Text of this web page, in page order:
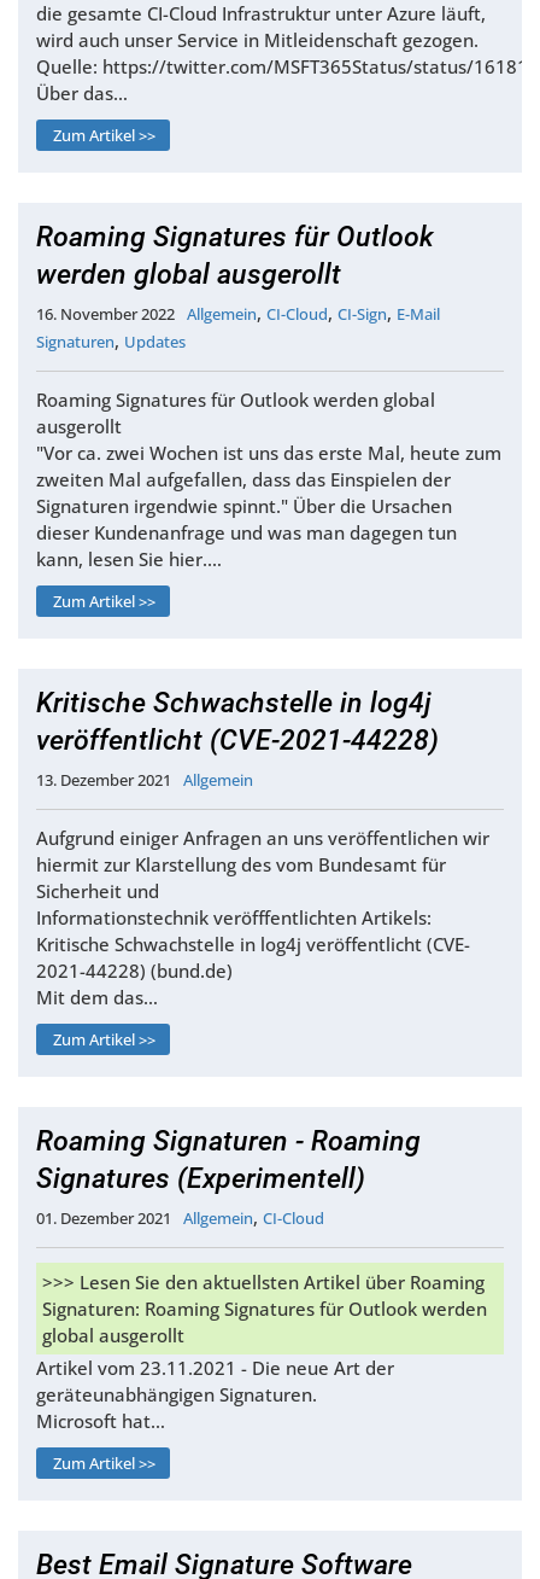
die gesamte CI-Cloud Infrastruktur unter Azure läuft,
wird auch unser Service in Mitleidenschaft gezogen.
Quelle: https://twitter.com/MSFT365Status/status/
Über das…
Zum Artikel >>
Roaming Signatures für Outlook
werden global ausgerollt
16. November 2022 Allgemein, CI-Cloud, CI-Sign, E-Mail
Signaturen, Updates
Roaming Signatures für Outlook werden global
ausgerollt
"Vor ca. zwei Wochen ist uns das erste Mal, heute zum
zweiten Mal aufgefallen, dass das Einspielen der
Signaturen irgendwie spinnt." Über die Ursachen
dieser Kundenanfrage und was man dagegen tun
kann, lesen Sie hier.…
Zum Artikel >>
Kritische Schwachstelle in log4j
veröffentlicht (CVE-2021-44228)
13. Dezember 2021 Allgemein
Aufgrund einiger Anfragen an uns veröffentlichen wir
hiermit zur Klarstellung des vom Bundesamt für
Sicherheit und
Informationstechnik veröfffentlichten Artikels:
Kritische Schwachstelle in log4j veröffentlicht (CVE-
2021-44228) (bund.de)
Mit dem das…
Zum Artikel >>
Roaming Signaturen - Roaming
Signatures (Experimentell)
01. Dezember 2021 Allgemein, CI-Cloud
>>> Lesen Sie den aktuellsten Artikel über Roaming
Signaturen: Roaming Signatures für Outlook werden
global ausgerollt
Artikel vom 23.11.2021 - Die neue Art der
geräteunabhängigen Signaturen.
Microsoft hat…
Zum Artikel >>
Best Email Signature Software